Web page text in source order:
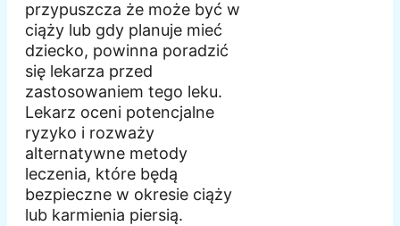
przypuszcza że może być w
ciąży lub gdy planuje mieć
dziecko, powinna poradzić
się lekarza przed
zastosowaniem tego leku.
Lekarz oceni potencjalne
ryzyko i rozważy
alternatywne metody
leczenia, które będą
bezpieczne w okresie ciąży
lub karmienia piersią.